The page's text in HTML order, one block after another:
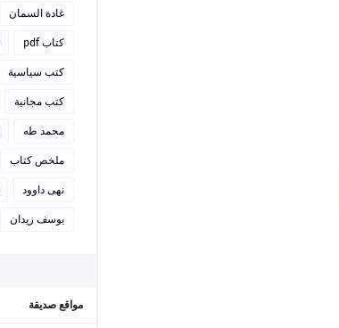
غادة السمان
كتاب pdf
كتب سياسية
كتب مجانية
محمد طه
ملخص كتاب
نهى داوود
يوسف زيدان
مواقع صديقة